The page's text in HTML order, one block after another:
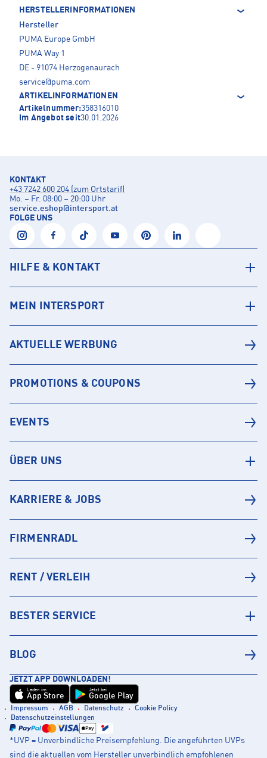
HERSTELLERINFORMATIONEN
Hersteller
PUMA Europe GmbH
PUMA Way 1
DE - 91074 Herzogenaurach
service@puma.com
ARTIKELINFORMATIONEN
Artikelnummer:358316010
Im Angebot seit30.01.2026
KONTAKT
+43 7242 600 204 (zum Ortstarif)
Mo. – Fr. 08:00 – 20:00 Uhr
service.eshop@intersport.at
FOLGE UNS
HILFE & KONTAKT
MEIN INTERSPORT
AKTUELLE WERBUNG
PROMOTIONS & COUPONS
EVENTS
ÜBER UNS
KARRIERE & JOBS
FIRMENRADL
RENT / VERLEIH
BESTER SERVICE
BLOG
JETZT APP DOWNLOADEN!
Laden im
App Store
Jetzt bei
Google Play
Impressum AGB Datenschutz
Cookie Policy
Datenschutzeinstellungen
*UVP = Unverbindliche Preisempfehlung. Die angeführten UVPs
sind die aktuellen vom Hersteller unverbindlich empfohlenen